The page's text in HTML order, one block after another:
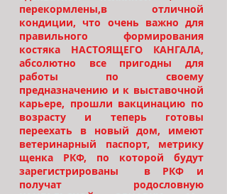
перекормлены,в отличной
кондиции, что очень важно для
правильного формирования
костяка НАСТОЯЩЕГО КАНГАЛА,
абсолютно все пригодны для
работы по своему
предназначению и к выставочной
карьере, прошли вакцинацию по
возрасту и теперь готовы
переехать в новый дом, имеют
ветеринарный паспорт, метрику
щенка РКФ, по которой будут
зарегистрированы в РКФ и
получат родословную